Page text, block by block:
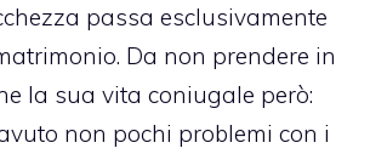
passa esclusivamente
Da non prendere in
la sua vita coniugale però:
non pochi problemi con i